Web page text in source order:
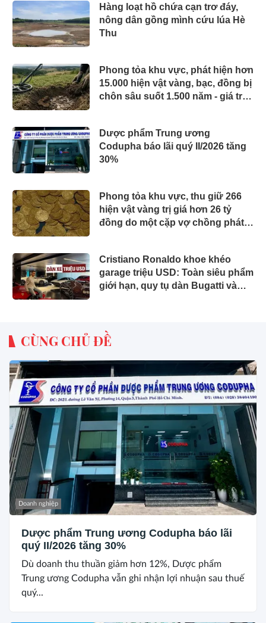
Hàng loạt hồ chứa cạn trơ đáy,
nông dân gồng mình cứu lúa Hè
Thu
Phong tỏa khu vực, phát hiện hơn
15.000 hiện vật vàng, bạc, đồng bị
chôn sâu suốt 1.500 năm - giá trị
Dược phẩm Trung ương
Codupha báo lãi quý II/2026 tăng
30%
Phong tỏa khu vực, thu giữ 266
hiện vật vàng trị giá hơn 26 tỷ
đồng do một cặp vợ chồng phát
Cristiano Ronaldo khoe khéo
garage triệu USD: Toàn siêu phẩm
giới hạn, quy tụ dàn Bugatti và
CÙNG CHỦ ĐỀ
Doanh nghiệp
Dược phẩm Trung ương Codupha báo lãi
quý II/2026 tăng 30%
Dù doanh thu thuần giảm hơn 12%, Dược phẩm
Trung ương Codupha vẫn ghi nhận lợi nhuận sau thuế
quý...